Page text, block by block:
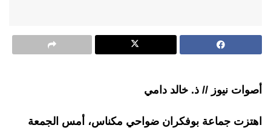
أصوات نيوز // ذ. خالد دامي
اهتزت جماعة بوفكران ضواحي مكناس، أمس الجمعة